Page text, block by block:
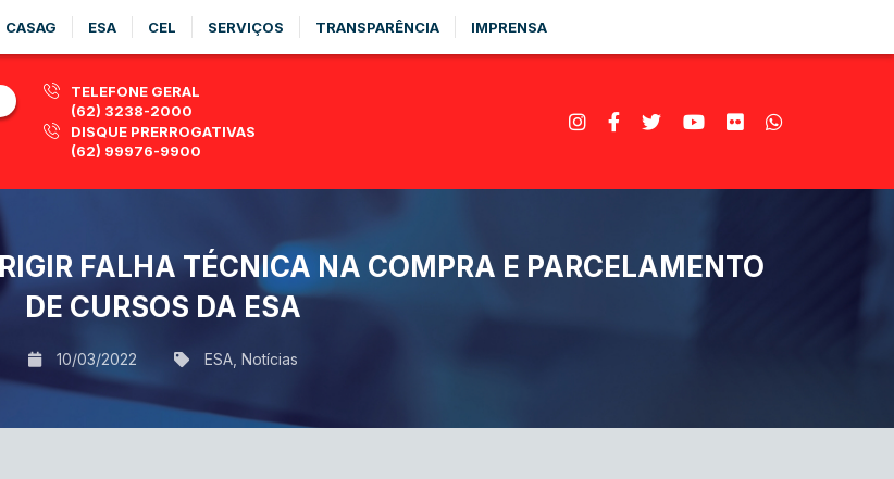
CASAG ESA CEL SERVIÇOS TRANSPARÊNCIA IMPRENSA
TELEFONE GERAL
(62) 3238-2000
DISQUE PRERROGATIVAS
(62) 99976-9900
FALHA TÉCNICA NA COMPRA E PARCELAMENTO
DE CURSOS DA ESA
10/03/2022 ESA Notícias